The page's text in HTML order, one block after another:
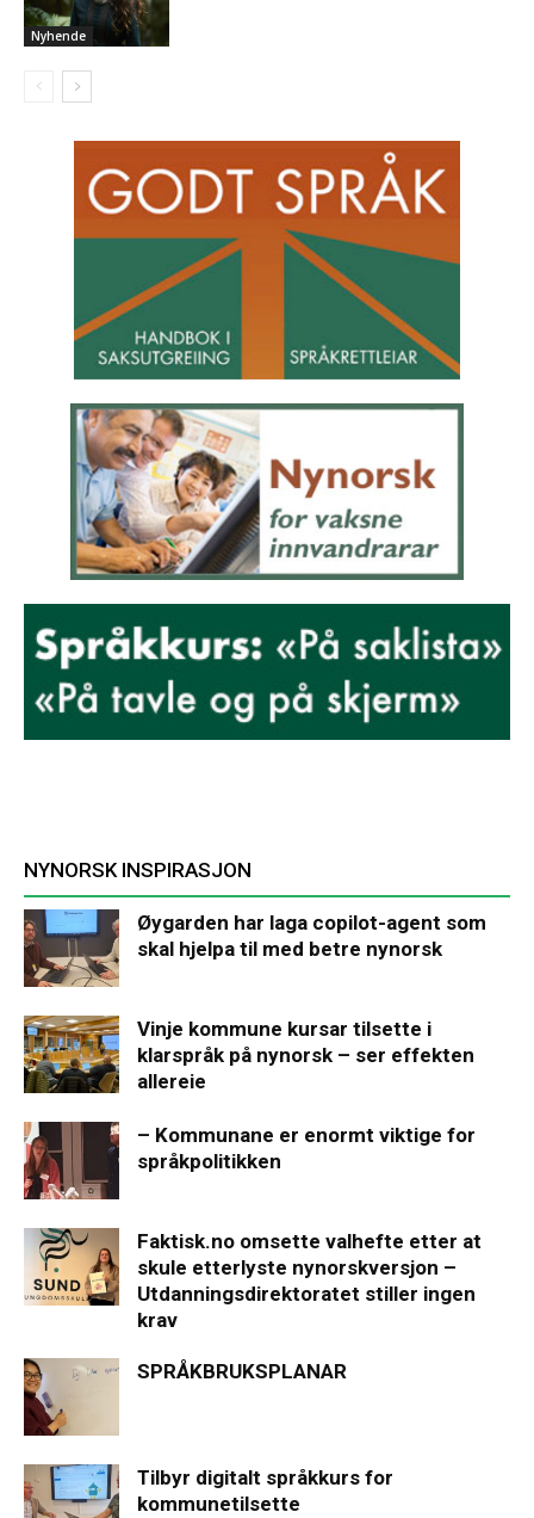
Nyhende
NYNORSK INSPIRASJON
Øygarden har laga copilot-agent som
skal hjelpa til med betre nynorsk
Vinje kommune kursar tilsette i
klarspråk på nynorsk – ser effekten
allereie
– Kommunane er enormt viktige for
språkpolitikken
Faktisk.no omsette valhefte etter at
skule etterlyste nynorskversjon –
Utdanningsdirektoratet stiller ingen
krav
SPRÅKBRUKSPLANAR
Tilbyr digitalt språkkurs for
kommunetilsette